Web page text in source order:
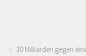
30 Milliarden gegen